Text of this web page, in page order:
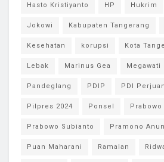
Hasto Kristiyanto HP Hukrim
Jokowi Kabupaten Tangerang
Kesehatan korupsi Kota
Lebak Marinus Gea Megawati
Pandeglang PDIP PDI
Pilpres 2024 Ponsel Prabowo
Prabowo Subianto Pramono
Puan Maharani Ramalan